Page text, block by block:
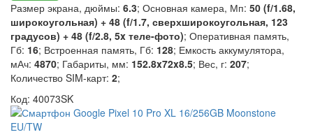
Размер экрана, дюймы: 6.3; Основная камера, Мп: 50 (f/1.68,
широкоугольная) + 48 (f/1.7, сверхширокоугольная, 123
градусов) + 48 (f/2.8, 5x теле-фото); Оперативная память,
Гб: 16; Встроенная память, Гб: 128; Емкость аккумулятора,
мАч: 4870; Габариты, мм: 152.8x72x8.5; Вес, г: 207;
Количество SIM-карт: 2;
Код: 40073SK